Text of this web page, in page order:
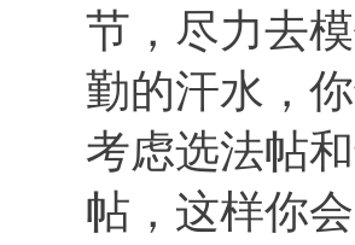
节，尽力去
勤的汗水，
考虑选法帖
帖，这样你